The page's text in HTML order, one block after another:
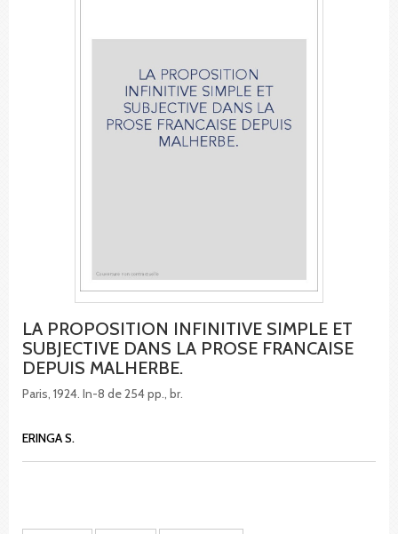
LA PROPOSITION INFINITIVE SIMPLE ET
SUBJECTIVE DANS LA PROSE FRANCAISE
DEPUIS MALHERBE.
Paris, 1924. In-8 de 254 pp., br.
ERINGA S.